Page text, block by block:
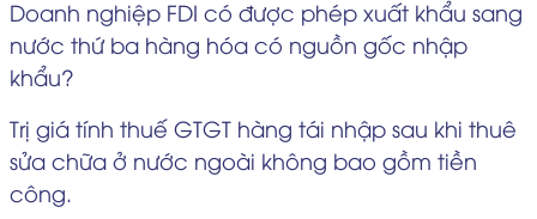
Doanh nghiệp FDI có được phép xuất khẩu sang
nước thứ ba hàng hóa có nguồn gốc nhập
khẩu?
Trị giá tính thuế GTGT hàng tái nhập sau khi thuê
sửa chữa ở nước ngoài không bao gồm tiền
công.